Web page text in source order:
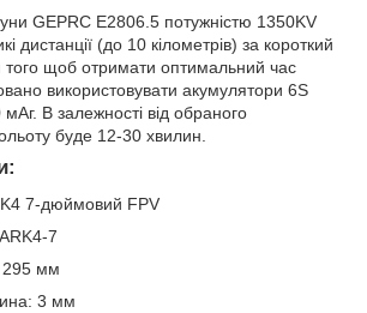
GEPRC E2806.5 потужністю 1350KV
дистанції (до 10 кілометрів) за короткий
того щоб отримати оптимальний час
використовувати акумулятори 6S
В залежності від обраного
буде 12-30 хвилин.
7-дюймовий FPV
7
295 мм
3 мм